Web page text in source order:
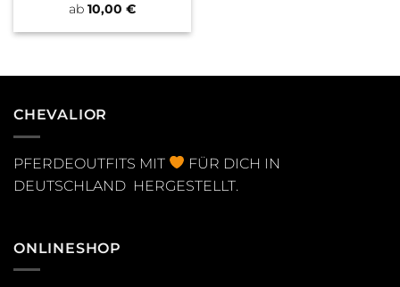
ab 10,00 €
CHEVALIOR
PFERDEOUTFITS MIT
FÜR DICH IN
DEUTSCHLAND HERGESTELLT.
ONLINESHOP